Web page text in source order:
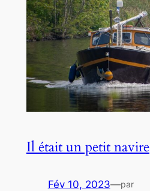
Il était un petit navire
Fév 10, 2023—par